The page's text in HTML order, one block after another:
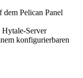
Pelican Panel
Server
konfigurierbaren